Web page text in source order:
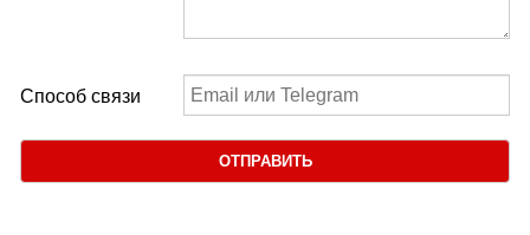
Способ связи
ОТПРАВИТЬ